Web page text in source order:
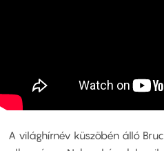
A világhírnév küszöbén álló